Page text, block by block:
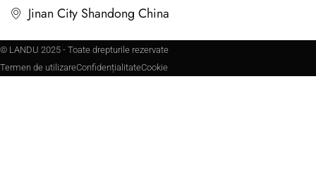
Jinan City Shandong China
© LANDU 2025 - Toate drepturile rezervate
Termen de utilizareConfidențialitateCookie